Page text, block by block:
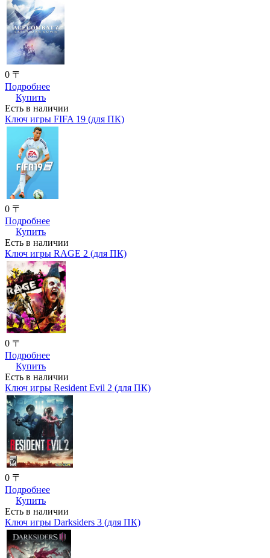
0 〒
Подробнее
Купить
Есть в наличии
Ключ игры FIFA 19 (для ПК)
0 〒
Подробнее
Купить
Есть в наличии
Ключ игры RAGE 2 (для ПК)
0 〒
Подробнее
Купить
Есть в наличии
Ключ игры Resident Evil 2 (для ПК)
0 〒
Подробнее
Купить
Есть в наличии
Ключ игры Darksiders 3 (для ПК)